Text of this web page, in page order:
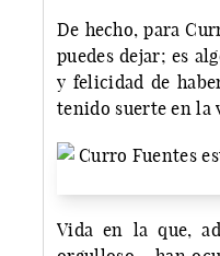
De hecho, para
puedes dejar; es
y felicidad de
tenido suerte en la
Vida en la que,